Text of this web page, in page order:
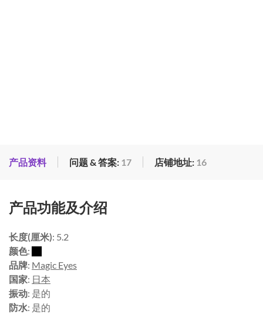
产品资料 问题 & 答案: 17 店铺地址: 16
产品功能及介绍
长度(厘米): 5.2
颜色:
品牌: Magic Eyes
国家: 日本
振动: 是的
防水: 是的